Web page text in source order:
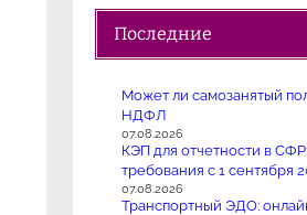
Последние
Может ли самозанятый
НДФЛ
07.08.2026
КЭП для отчетности в
требования с 1 сентября
07.08.2026
Транспортный ЭДО: